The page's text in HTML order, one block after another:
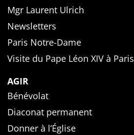
Mgr Laurent Ulrich
Newsletters
Paris Notre-Dame
Visite du Pape Léon XIV à Paris
AGIR
Bénévolat
Diaconat permanent
Donner à l’Église